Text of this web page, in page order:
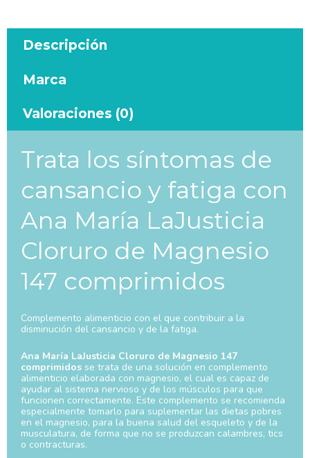
Descripción
Marca
Valoraciones (0)
Trata los síntomas de
cansancio y fatiga con
Ana María LaJusticia
Cloruro de Magnesio
147 comprimidos
Complemento alimenticio con el que contribuir a la
disminución del cansancio y de la fatiga.
Ana María LaJusticia Cloruro de Magnesio 147
comprimidos se trata de una solución en complemento
alimenticio elaborada con magnesio, el cual es capaz de
ayudar al sistema nervioso y de los músculos para que
funcionen correctamente. Este complemento se recomienda
especialmente tomarlo para suplementar las dietas pobres
en el magnesio, para la buena salud del esqueleto y de la
musculatura, de forma que no se produzcan calambres, tics
o contracturas.